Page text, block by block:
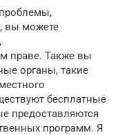
вы можете
праве. Также вы
органы, такие
бесплатные
предоставляются
программ. Я